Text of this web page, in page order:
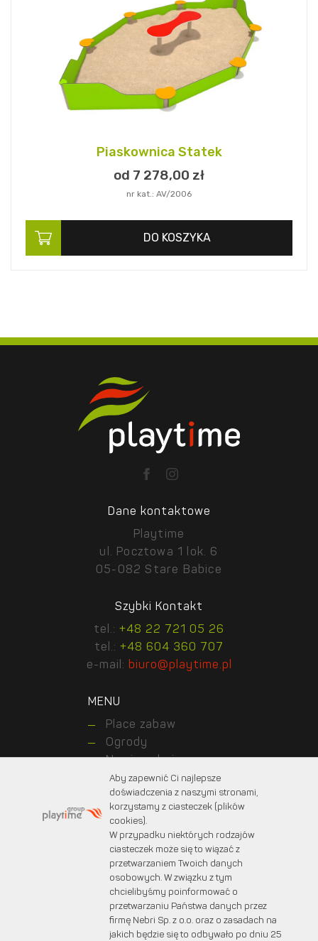
Piaskownica Statek
od 7 278,00 zł
nr kat.: AV/2006
DO KOSZYKA
Dane kontaktowe
Playtime
ul. Pocztowa 1 lok. 6
05-082 Stare Babice
Szybki Kontakt
tel.: +48 22 721 05 26
tel.: +48 604 360 707
e-mail: biuro@playtime.pl
MENU
Place zabaw
Ogrody
Nawierzchnie
Realizations
Kontakt z nami
About us
For customers
For designers
© 2025 PLAYTIME. Wszystkie prawa zastrzeżone.
Projekt graficzny:
marcinprojekt.com
Created by:
Fabryka w chmurach
Aby zapewnić Ci najlepsze
doświadczenia z naszymi stronami,
korzystamy z ciasteczek (plików
cookies).
W przypadku niektórych rodzajów
ciasteczek może się to wiązać z
przetwarzaniem Twoich danych
osobowych. W związku z tym
chcielibyśmy poinformować o
przetwarzaniu Państwa danych przez
firmę Nebri Sp. z o.o. oraz o zasadach na
jakich będzie się to odbywało po dniu 25